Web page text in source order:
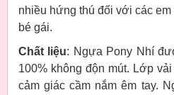
nhiều hứng thú đối với các
bé gái.
Chất liệu: Ngựa Pony Nhí
100% không độn mút. Lớp
cảm giác cầm nắm êm tay.